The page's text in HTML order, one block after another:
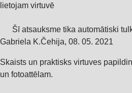
lietojam virtuvē
Šī atsauksme tika automātiski
Gabriela K.Čehija, 08. 05. 2021
Skaists un praktisks virtuves
un fotoattēlam.